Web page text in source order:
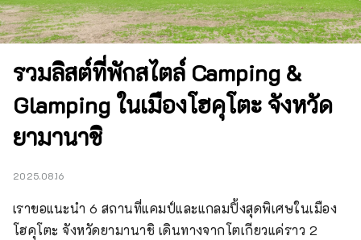
รวมลิสต์ที่พักสไตล์ Camping &
Glamping ในเมืองโฮคุโตะ จังหวัด
ยามานาชิ
2025.08.16
เราขอแนะนำ 6 สถานที่แคมป์และแกลมปิ้งสุดพิเศษในเมือง
โฮคุโตะ จังหวัดยามานาชิ เดินทางจากโตเกียวแค่ราว 2